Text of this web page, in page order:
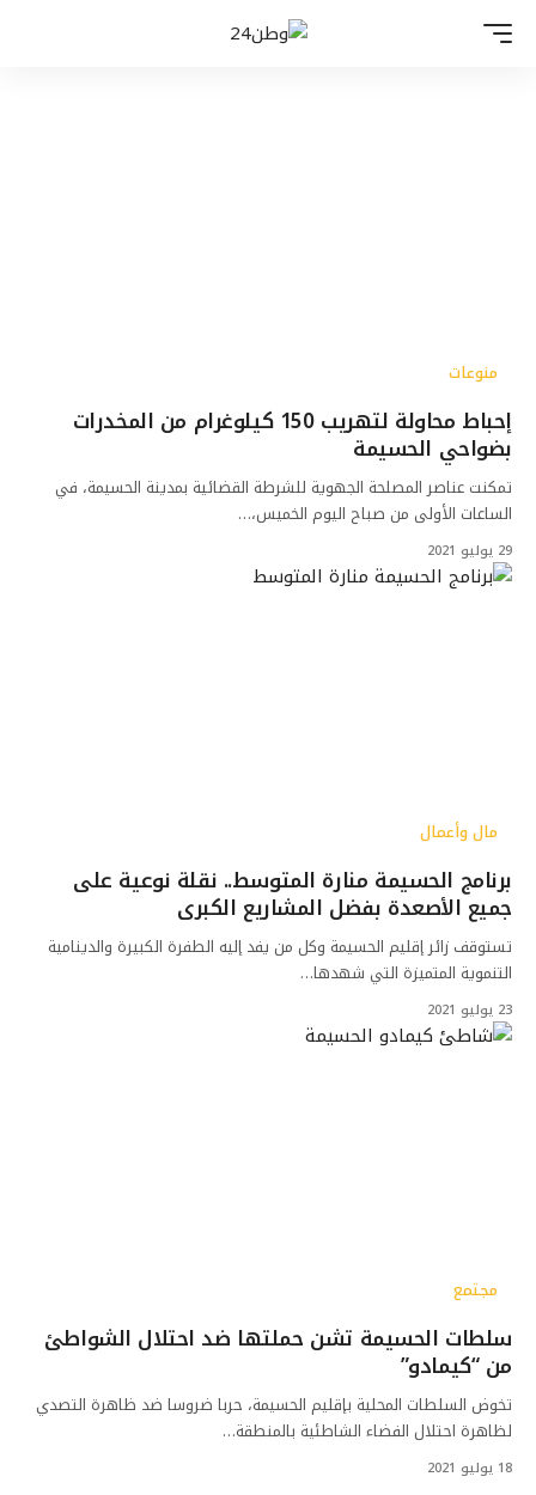
منوعات
إحباط محاولة لتهريب 150 كيلوغرام من المخدرات
بضواحي الحسيمة
تمكنت عناصر المصلحة الجهوية للشرطة القضائية بمدينة الحسيمة، في
الساعات الأولى من صباح اليوم الخميس،…
29 يوليو 2021
مال وأعمال
برنامج الحسيمة منارة المتوسط.. نقلة نوعية على
جميع الأصعدة بفضل المشاريع الكبرى
تستوقف زائر إقليم الحسيمة وكل من يفد إليه الطفرة الكبيرة والدينامية
التنموية المتميزة التي شهدها…
23 يوليو 2021
مجتمع
سلطات الحسيمة تشن حملتها ضد احتلال الشواطئ
من “كيمادو”
تخوض السلطات المحلية بإقليم الحسيمة، حربا ضروسا ضد ظاهرة التصدي
لظاهرة احتلال الفضاء الشاطئية بالمنطقة…
18 يوليو 2021